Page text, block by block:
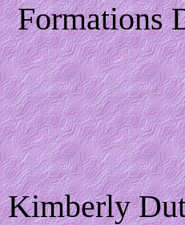
Formations
Kimberly